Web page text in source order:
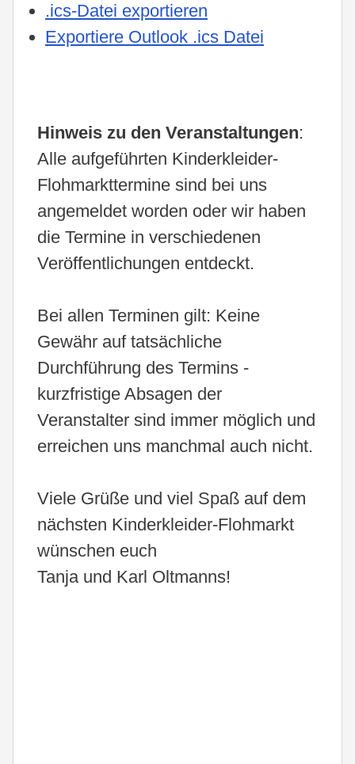
.ics-Datei exportieren
Exportiere Outlook .ics Datei
Hinweis zu den Veranstaltungen:
Alle aufgeführten Kinderkleider-
Flohmarkttermine sind bei uns
angemeldet worden oder wir haben
die Termine in verschiedenen
Veröffentlichungen entdeckt.
Bei allen Terminen gilt: Keine
Gewähr auf tatsächliche
Durchführung des Termins -
kurzfristige Absagen der
Veranstalter sind immer möglich und
erreichen uns manchmal auch nicht.
Viele Grüße und viel Spaß auf dem
nächsten Kinderkleider-Flohmarkt
wünschen euch
Tanja und Karl Oltmanns!